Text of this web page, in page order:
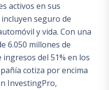
activos en sus
seguro de
y vida. Con una
6.050 millones de
del 51% en los
cotiza por encima
InvestingPro,